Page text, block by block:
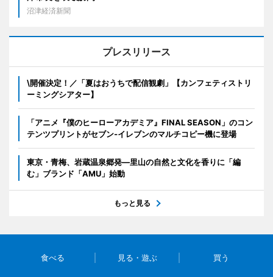
沼津経済新聞
プレスリリース
\開催決定！／「夏はおうちで配信観劇」【カンフェティストリ
ーミングシアター】
「アニメ『僕のヒーローアカデミア』FINAL SEASON」のコン
テンツプリントがセブン‐イレブンのマルチコピー機に登場
東京・青梅、岩蔵温泉郷発―里山の自然と文化を香りに「編
む」ブランド「AMU」始動
もっと見る
食べる 見る・遊ぶ 買う